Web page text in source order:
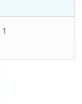
1